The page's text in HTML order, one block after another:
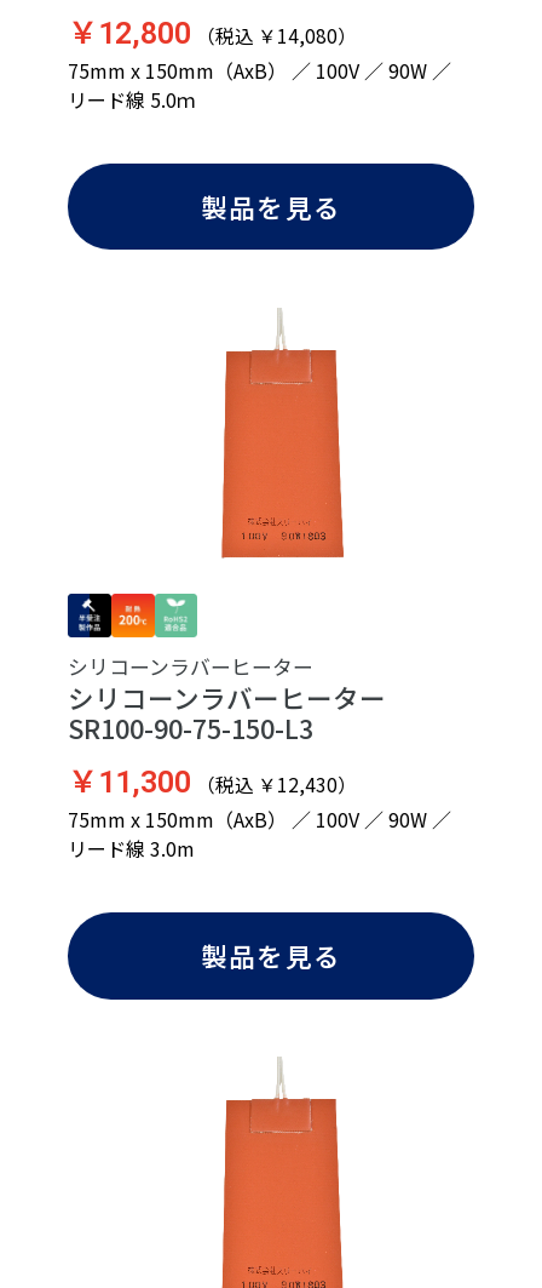
￥12,800 （税込 ￥14,080）
75mm x 150mm（AxB） ／ 100V ／ 90W ／
リード線 5.0ｍ
製品を見る
シリコーンラバーヒーター
シリコーンラバーヒーター
SR100-90-75-150-L3
￥11,300 （税込 ￥12,430）
75mm x 150mm（AxB） ／ 100V ／ 90W ／
リード線 3.0m
製品を見る